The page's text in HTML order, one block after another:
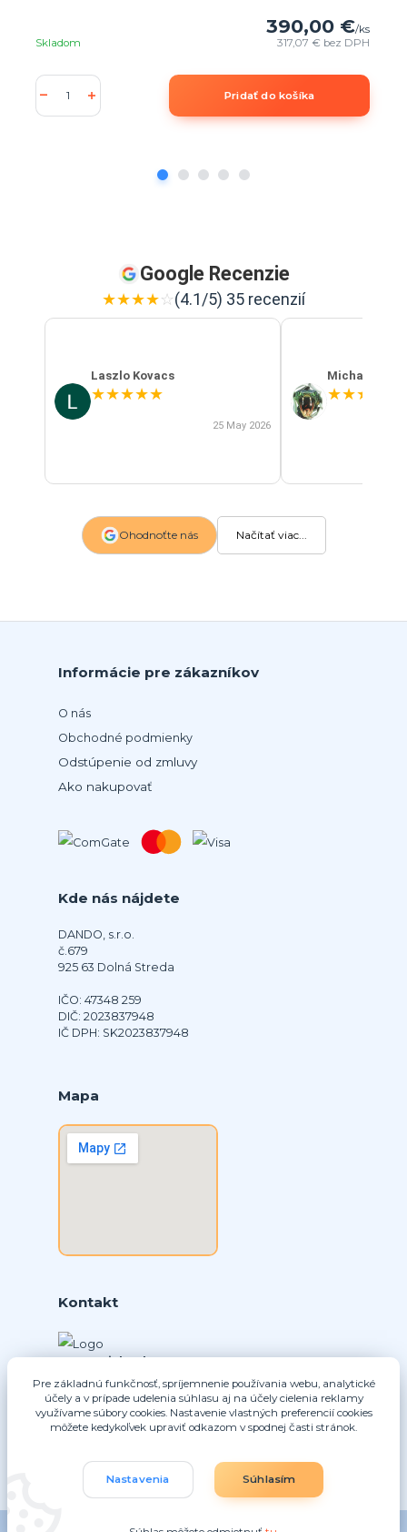
390,00 €/ks
317,07 € bez DPH
Skladom
Pridať do košíka
Google Recenzie
★★★★☆(4.1/5) 35 recenzií
Laszlo Kovacs
★★★★★
25 May 2026
Michal Szabo
★★★
Ohodnoťte nás Načítať viac...
Informácie pre zákazníkov
O nás
Obchodné podmienky
Odstúpenie od zmluvy
Ako nakupovať
Kde nás nájdete
DANDO, s.r.o.
č.679
925 63 Dolná Streda
IČO: 47348 259
DIČ: 2023837948
IČ DPH: SK2023837948
Mapa
Kontakt
+421 902331936
(Po-Pia, 8-16 hod.)
info@nice-pohony.sk
Pre základnú funkčnosť, spríjemnenie používania webu, analytické
účely a v prípade udelenia súhlasu aj na účely cielenia reklamy
využívame súbory cookies. Nastavenie vlastných preferencií cookies
môžete kedykoľvek upraviť odkazom v spodnej časti stránok.
Nastavenia Súhlasím